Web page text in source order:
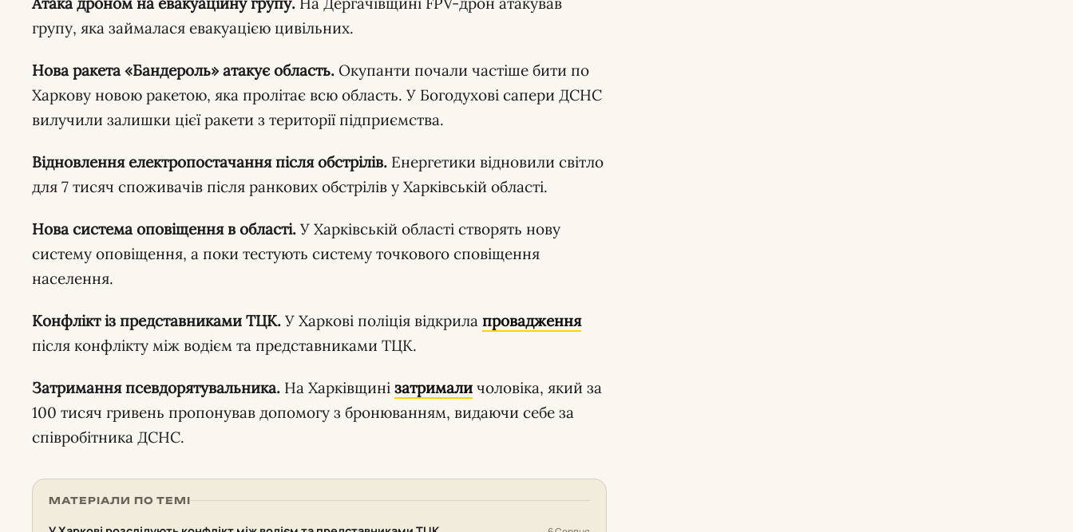
групу, яка займалася евакуацією цивільних.
Нова ракета «Бандероль» атакує область. Окупанти почали частіше бити по
Харкову новою ракетою, яка пролітає всю область. У Богодухові сапери ДСНС
вилучили залишки цієї ракети з території підприємства.
Відновлення електропостачання після обстрілів. Енергетики відновили світло
для 7 тисяч споживачів після ранкових обстрілів у Харківській області.
Нова система оповіщення в області. У Харківській області створять нову
систему оповіщення, а поки тестують систему точкового сповіщення
населення.
Конфлікт із представниками ТЦК. У Харкові поліція відкрила провадження
після конфлікту між водієм та представниками ТЦК.
Затримання псевдорятувальника. На Харківщині затримали чоловіка, який за
100 тисяч гривень пропонував допомогу з бронюванням, видаючи себе за
співробітника ДСНС.
МАТЕРІАЛИ ПО ТЕМІ